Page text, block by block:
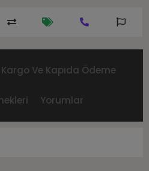
Kargo Ve Kapıda Ödeme
Yorumlar